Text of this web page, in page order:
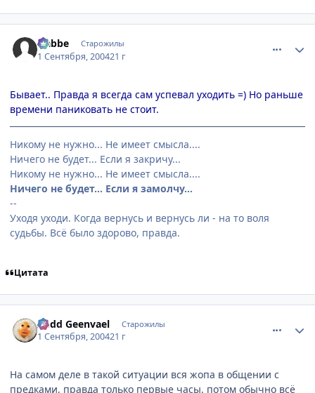
Nabbe Старожилы
1 Сентября, 200421 г
Бывает.. Правда я всегда сам успевал уходить =) Но раньше
времени паниковать не стоит.
Никому не нужно... Не имеет смысла....
Ничего не будет... Если я закричу...
Никому не нужно... Не имеет смысла....
Ничего не будет... Если я замолчу...
--
Уходя уходи. Когда вернусь и вернусь ли - на то воля
судьбы. Всё было здорово, правда.
Цитата
Aedd Geenvael Старожилы
1 Сентября, 200421 г
На самом деле в такой ситуации вся жопа в общении с
предками, правда только первые часы, потом обычно всё